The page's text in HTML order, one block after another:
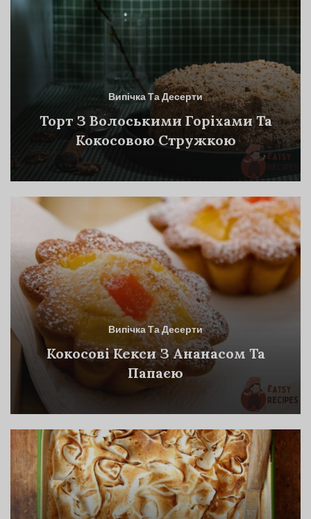
Випічка Та Десерти
Торт З Волоськими Горіхами Та
Кокосовою Стружкою
Випічка Та Десерти
Кокосові Кекси З Ананасом Та
Папаєю